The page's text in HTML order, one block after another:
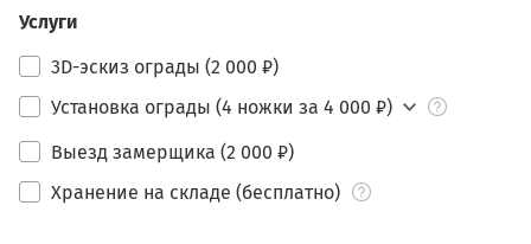
Услуги
3D-эскиз ограды (2 000 ₽)
Установка ограды (4 ножки за 4 000 ₽)
Выезд замерщика (2 000 ₽)
Хранение на складе (бесплатно)